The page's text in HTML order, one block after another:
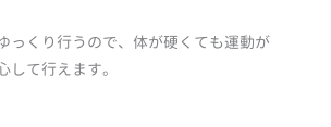
っくり行うので、体が硬くても運動が
して行えます。